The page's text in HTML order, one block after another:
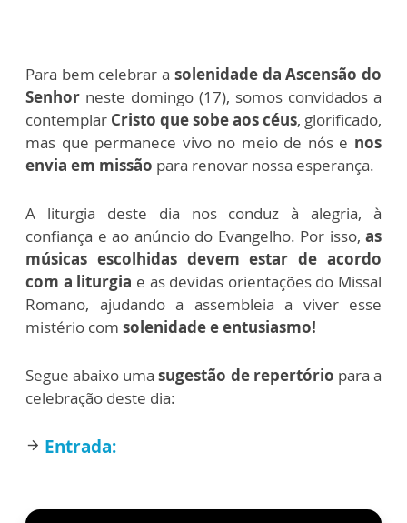
Para bem celebrar a solenidade da Ascensão do
Senhor neste domingo (17), somos convidados a
contemplar Cristo que sobe aos céus, glorificado,
mas que permanece vivo no meio de nós e nos
envia em missão para renovar nossa esperança.
A liturgia deste dia nos conduz à alegria, à
confiança e ao anúncio do Evangelho. Por isso, as
músicas escolhidas devem estar de acordo
com a liturgia e as devidas orientações do Missal
Romano, ajudando a assembleia a viver esse
mistério com solenidade e entusiasmo!
Segue abaixo uma sugestão de repertório para a
celebração deste dia:
arrow_forward Entrada: